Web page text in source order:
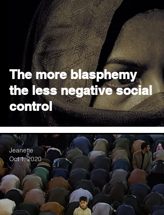
The more blasphemy
the less negative social
control
Jeanette
Oct 1, 2020